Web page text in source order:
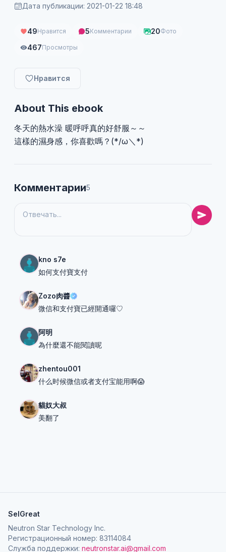
Дата публикации: 2021-01-22 18:48
49Нравится 5Комментарии 20Фото
467Просмотры
Нравится
About This ebook
冬天的熱水澡 暖呼呼真的好舒服～～
這樣的濕身感，你喜歡嗎？(*/ω＼*)
Комментарии5
kno s7e
如何支付寶支付
Zozo肉醬
微信和支付寶已經開通囉♡
阿明
為什麼還不能閱讀呢
zhentou001
什么时候微信或者支付宝能用啊😱
貓奴大叔
美翻了
SelGreat
Neutron Star Technology Inc.
Регистрационный номер: 83114084
Служба поддержки: neutronstar.ai@gmail.com